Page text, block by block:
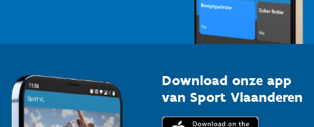
Download onze app
van Sport Vlaanderen